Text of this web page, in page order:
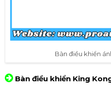
Bàn điều khiển
Bàn điều khiển King